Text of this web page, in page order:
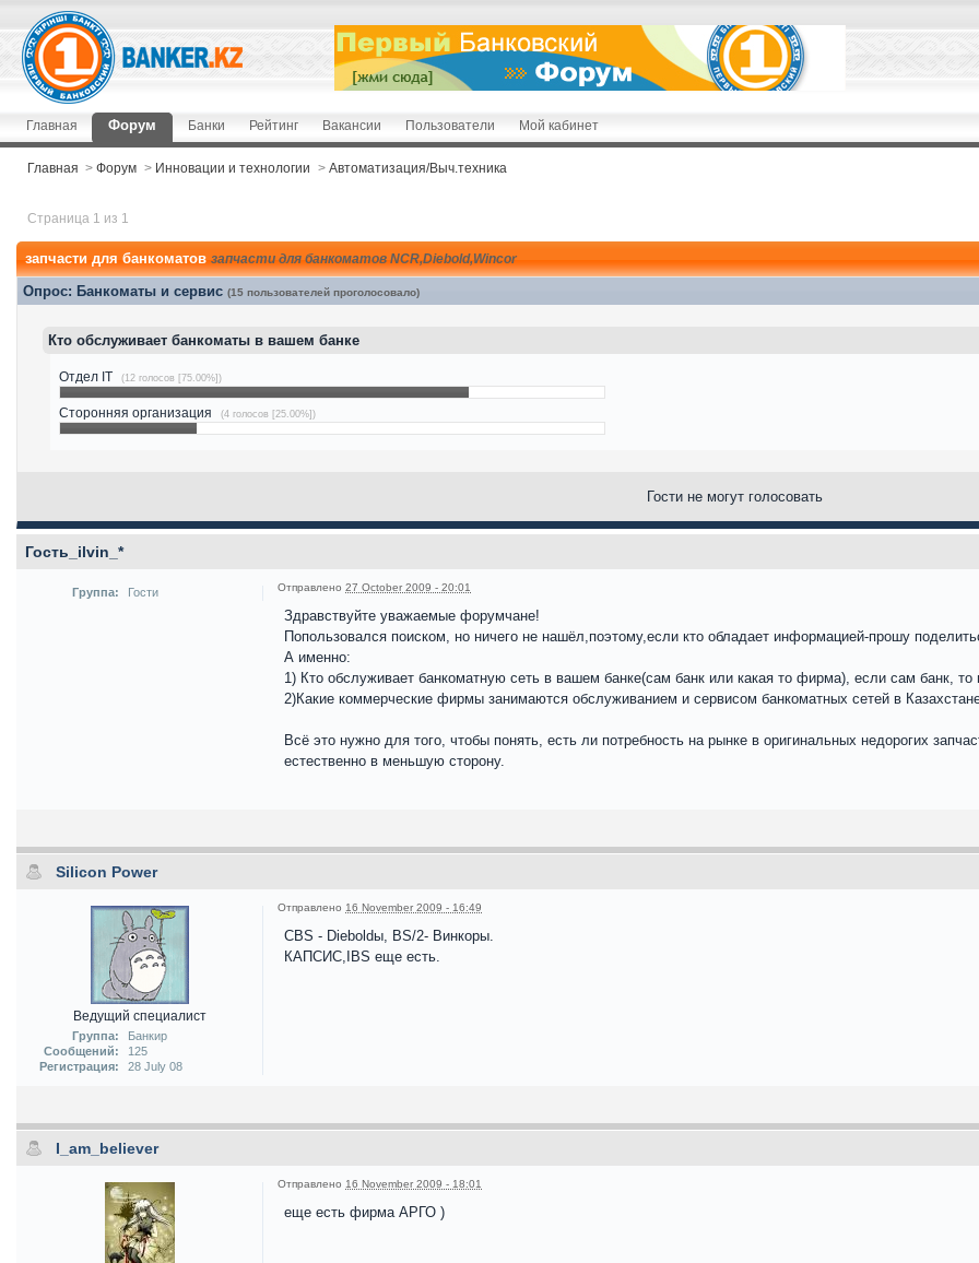
Главная Форум Банки Рейтинг Вакансии Пользователи Мой кабинет
Главная > Форум > Инновации и технологии > Автоматизация/Выч.техника
Страница 1 из 1
запчасти для банкоматовзапчасти для банкоматов NCR,Diebold,Wincor
Опрос: Банкоматы и сервис (15 пользователей проголосовало)
Кто обслуживает банкоматы в вашем банке
Отдел IT (12 голосов [75.00%])
Сторонняя организация (4 голосов [25.00%])
Гости не могут голосовать
Гость_ilvin_*
Группа: Гости Отправлено 27 October 2009 - 20:01
Здравствуйте уважаемые форумчане!
Попользовался поиском, но ничего не нашёл,поэтому,если кто обладает информацией-прошу
А именно:
1) Кто обслуживает банкоматную сеть в вашем банке(сам банк или какая то фирма), если сам банк, то
2)Какие коммерческие фирмы занимаются обслуживанием и сервисом банкоматных сетей в
Всё это нужно для того, чтобы понять, есть ли потребность на рынке в оригинальных недорогих
естественно в меньшую сторону.
Silicon Power
Ведущий специалист
Группа:
Банкир
Сообщений:
125
Регистрация:
28 July 08
Отправлено 16 November 2009 - 16:49
CBS - Dieboldы, BS/2- Винкоры.
КАПСИС,IBS еще есть.
I_am_believer
Отправлено 16 November 2009 - 18:01
еще есть фирма АРГО )